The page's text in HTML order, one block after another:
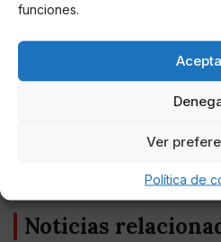
funciones.
Ver
Política de
HERRAIZ
Noticias